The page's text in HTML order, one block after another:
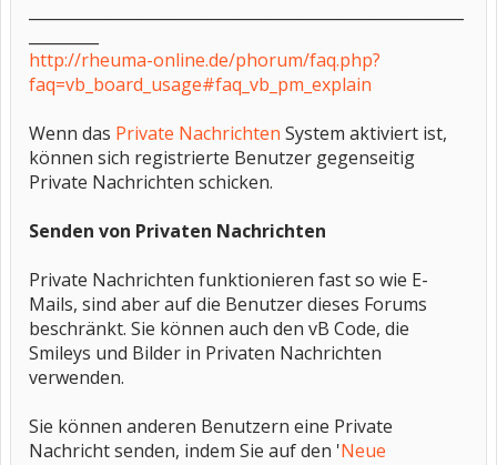
http://rheuma-online.de/phorum/faq.php?
faq=vb_board_usage#faq_vb_pm_explain
Wenn das Private Nachrichten System aktiviert ist,
können sich registrierte Benutzer gegenseitig
Private Nachrichten schicken.
Senden von Privaten Nachrichten
Private Nachrichten funktionieren fast so wie E-
Mails, sind aber auf die Benutzer dieses Forums
beschränkt. Sie können auch den vB Code, die
Smileys und Bilder in Privaten Nachrichten
verwenden.
Sie können anderen Benutzern eine Private
Nachricht senden, indem Sie auf den 'Neue